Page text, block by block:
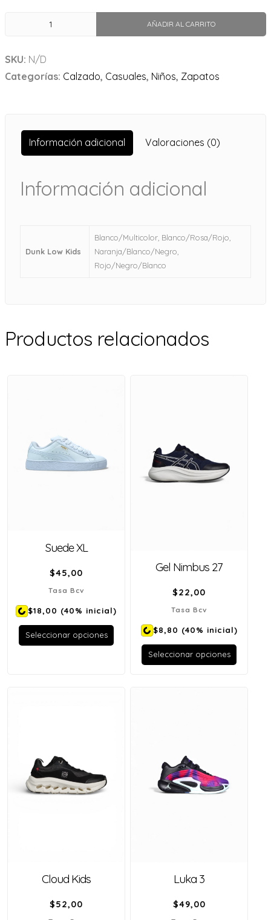
AÑADIR AL CARRITO
SKU: N/D
Categorías: Calzado, Casuales, Niños, Zapatos
Información adicional Valoraciones (0)
Información adicional
Dunk Low Kids
Blanco/Multicolor, Blanco/Rosa/Rojo,
Naranja/Blanco/Negro,
Rojo/Negro/Blanco
Productos relacionados
Suede XL
$45,00
Tasa Bcv
$18,00 (40% inicial)
Seleccionar opciones
Gel Nimbus 27
$22,00
Tasa Bcv
$8,80 (40% inicial)
Seleccionar opciones
Cloud Kids
$52,00
Luka 3
$49,00